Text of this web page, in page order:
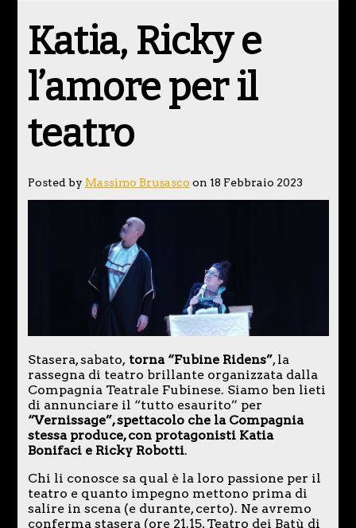
Katia, Ricky e
l’amore per il
teatro
Posted by Massimo Brusasco on 18 Febbraio 2023
Stasera, sabato,torna “Fubine Ridens”, la
rassegna di teatro brillante organizzata dalla
Compagnia Teatrale Fubinese. Siamo ben lieti
di annunciare il “tutto esaurito” per
“Vernissage”, spettacolo che la Compagnia
stessa produce, con protagonisti Katia
Bonifaci e Ricky Robotti.
Chi li conosce sa qual è la loro passione per il
teatro e quanto impegno mettono prima di
salire in scena (e durante, certo). Ne avremo
conferma stasera (ore 21.15, Teatro dei Batù di